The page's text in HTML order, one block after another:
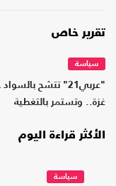
تقرير خاص
سياسة
"عربي21" تتشح
غزة.. وتستمر بالتغطية
الأكثر قراءة اليوم
سياسة